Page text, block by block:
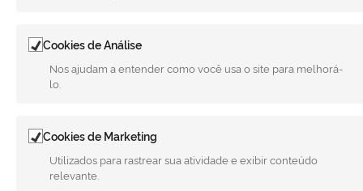
MUNICÍPIO DE MERIDIANO
REDES SOCIAIS
Todo o conteúdo deste site está publicado sob a licença
Cookies de Análise
Nos ajudam a entender como você usa o site para melhorá-
lo.
Cookies de Marketing
Utilizados para rastrear sua atividade e exibir conteúdo
relevante.